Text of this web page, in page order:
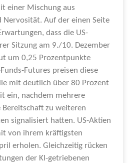
einer Mischung aus
Nervosität. Auf der einen Seite
dass die US-
Sitzung am 9./10. Dezember
um 0,25 Prozentpunkte
Futures preisen diese
mit deutlich über 80 Prozent
ein, nachdem mehrere
zu weiteren
signalisiert hatten. US-Aktien
von ihrem kräftigsten
erholen. Gleichzeitig rücken
der KI-getriebenen